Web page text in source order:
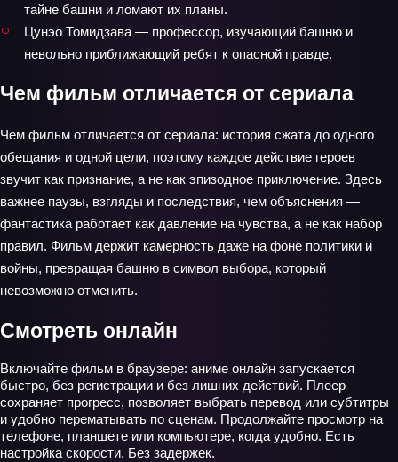
тайне башни и ломают их планы.
Цунэо Томидзава — профессор, изучающий башню и
невольно приближающий ребят к опасной правде.
Чем фильм отличается от сериала
Чем фильм отличается от сериала: история сжата до одного
обещания и одной цели, поэтому каждое действие героев
звучит как признание, а не как эпизодное приключение. Здесь
важнее паузы, взгляды и последствия, чем объяснения —
фантастика работает как давление на чувства, а не как набор
правил. Фильм держит камерность даже на фоне политики и
войны, превращая башню в символ выбора, который
невозможно отменить.
Смотреть онлайн
Включайте фильм в браузере: аниме онлайн запускается
быстро, без регистрации и без лишних действий. Плеер
сохраняет прогресс, позволяет выбрать перевод или субтитры
и удобно перематывать по сценам. Продолжайте просмотр на
телефоне, планшете или компьютере, когда удобно. Есть
настройка скорости. Без задержек.